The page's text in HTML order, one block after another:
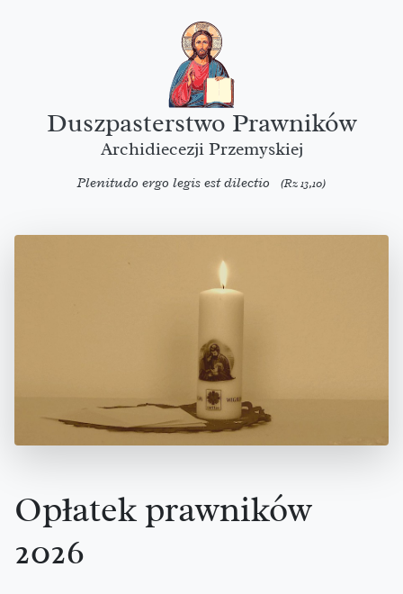
Duszpasterstwo Prawników
Archidiecezji Przemyskiej
Plenitudo ergo legis est dilectio (Rz 13,10)
Opłatek prawników
2026